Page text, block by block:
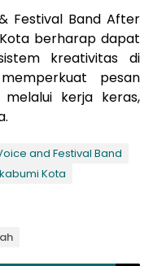
Festival Band After
berharap dapat
kreativitas di
pesan
kerja keras,
and Festival Band
Kota